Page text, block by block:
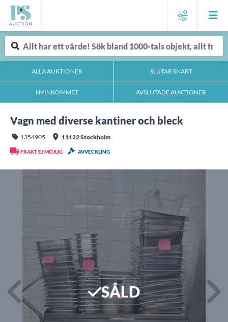
ALLA AUKTIONER SLUTAR SNART
NYINKOMMET AVSLUTADE AUKTIONER
Vagn med diverse kantiner och bleck
1354905 11122 Stockholm
FRAKT EJ MÖJLIG AVVECKLING
SÅLD